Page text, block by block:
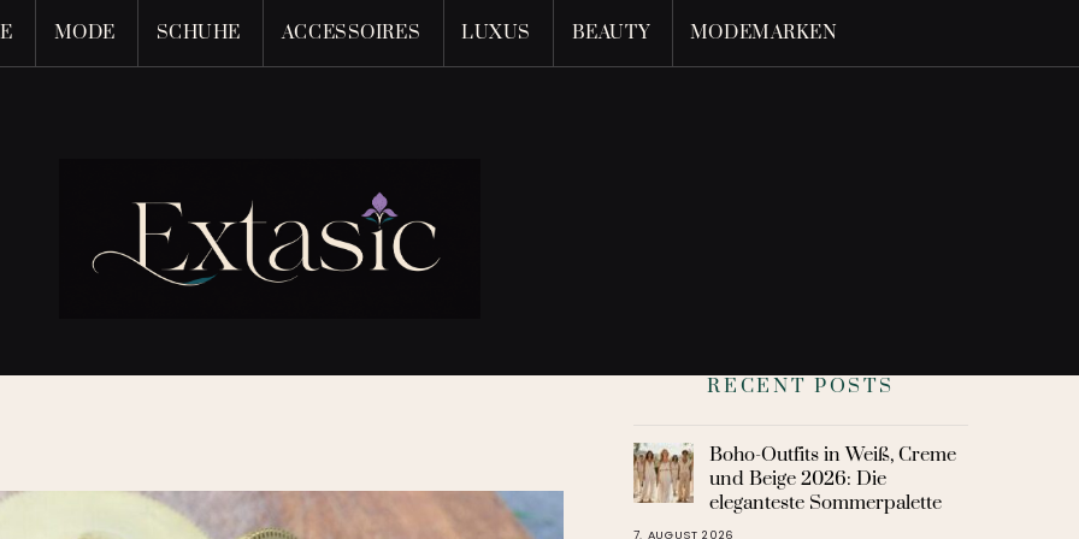
MODE SCHUHE ACCESSOIRES LUXUS BEAUTY MODEMARKEN
RECENT POSTS
Boho-Outfits in Weiß, Creme
und Beige 2026: Die
eleganteste Sommerpalette
7. AUGUST 2026